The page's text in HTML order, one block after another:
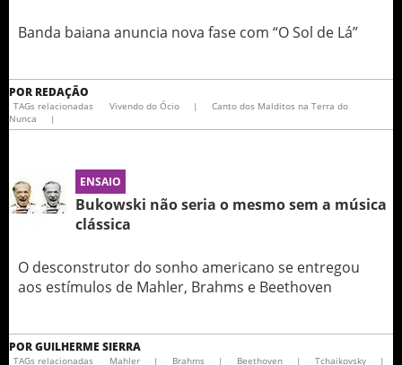
Banda baiana anuncia nova fase com “O Sol de Lá”
POR REDAÇÃO
TAGs relacionadas Vivendo do Ócio |
Canto dos Malditos na Terra do
Nunca
|
ENSAIO
Bukowski não seria o mesmo sem a música
clássica
O desconstrutor do sonho americano se entregou
aos estímulos de Mahler, Brahms e Beethoven
PORGUILHERME SIERRA
TAGs relacionadas Mahler | Brahms | Beethoven | Tchaikovsky |